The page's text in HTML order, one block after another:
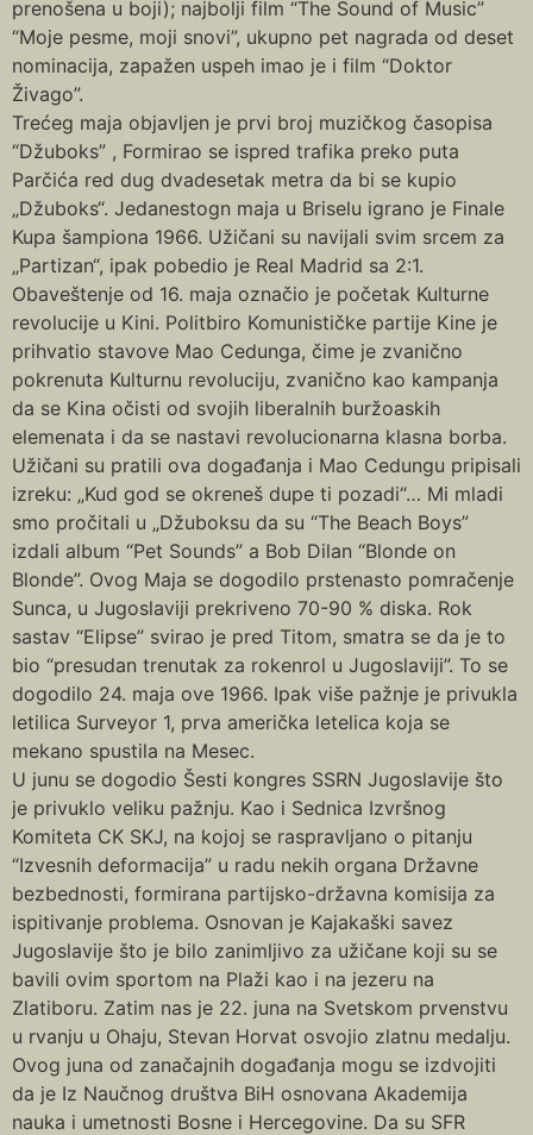
prenošena u boji); najbolji film “The Sound of Music”
“Moje pesme, moji snovi”, ukupno pet nagrada od deset
nominacija, zapažen uspeh imao je i film “Doktor
Živago”.
Trećeg maja objavljen je prvi broj muzičkog časopisa
“Džuboks” , Formirao se ispred trafika preko puta
Parčića red dug dvadesetak metra da bi se kupio
„Džuboks“. Jedanestogn maja u Briselu igrano je Finale
Kupa šampiona 1966. Užičani su navijali svim srcem za
„Partizan“, ipak pobedio je Real Madrid sa 2:1.
Obaveštenje od 16. maja označio je početak Kulturne
revolucije u Kini. Politbiro Komunističke partije Kine je
prihvatio stavove Mao Cedunga, čime je zvanično
pokrenuta Kulturnu revoluciju, zvanično kao kampanja
da se Kina očisti od svojih liberalnih buržoaskih
elemenata i da se nastavi revolucionarna klasna borba.
Užičani su pratili ova događanja i Mao Cedungu pripisali
izreku: „Kud god se okreneš dupe ti pozadi“… Mi mladi
smo pročitali u „Džuboksu da su “The Beach Boys”
izdali album “Pet Sounds” a Bob Dilan “Blonde on
Blonde”. Ovog Maja se dogodilo prstenasto pomračenje
Sunca, u Jugoslaviji prekriveno 70-90 % diska. Rok
sastav “Elipse” svirao je pred Titom, smatra se da je to
bio “presudan trenutak za rokenrol u Jugoslaviji”. To se
dogodilo 24. maja ove 1966. Ipak više pažnje je privukla
letilica Surveyor 1, prva američka letelica koja se
mekano spustila na Mesec.
U junu se dogodio Šesti kongres SSRN Jugoslavije što
je privuklo veliku pažnju. Kao i Sednica Izvršnog
Komiteta CK SKJ, na kojoj se raspravljano o pitanju
“Izvesnih deformacija” u radu nekih organa Državne
bezbednosti, formirana partijsko-državna komisija za
ispitivanje problema. Osnovan je Kajakaški savez
Jugoslavije što je bilo zanimljivo za užičane koji su se
bavili ovim sportom na Plaži kao i na jezeru na
Zlatiboru. Zatim nas je 22. juna na Svetskom prvenstvu
u rvanju u Ohaju, Stevan Horvat osvojio zlatnu medalju.
Ovog juna od zanačajnih događanja mogu se izdvojiti
da je Iz Naučnog društva BiH osnovana Akademija
nauka i umetnosti Bosne i Hercegovine. Da su SFR